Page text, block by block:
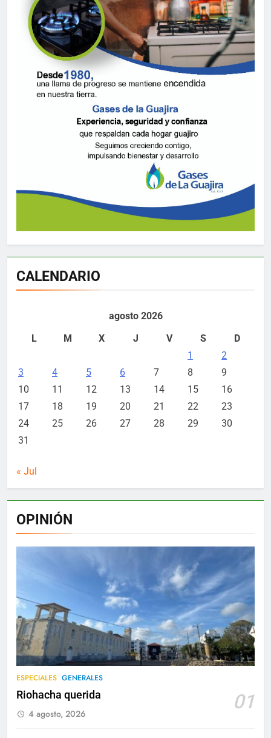
CALENDARIO
agosto 2026
L
M X J V S
D
1
2
3
4 5 6 7 8
9
10
11 12 13 14 15
16
17
18 19 20 21 22
23
24
25 26 27 28 29
30
31
« Jul
OPINIÓN
ESPECIALES GENERALES
Riohacha querida 01
4 agosto, 2026